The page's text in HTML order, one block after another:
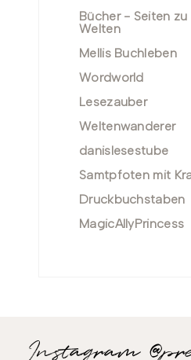
Bücher - Seiten
Welten
Mellis Buchleben
Wordworld
Lesezauber
Weltenwanderer
danislesestube
Samtpfoten mit
Druckbuchstaben
MagicAllyPrincess
Instagram